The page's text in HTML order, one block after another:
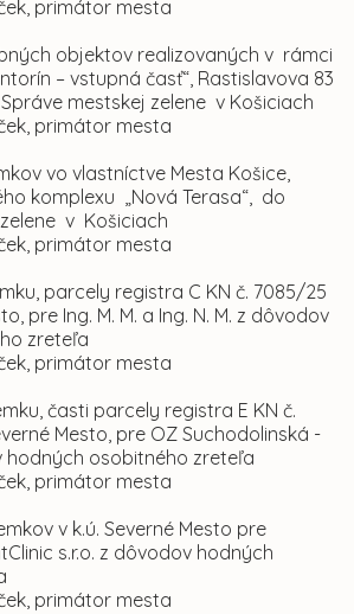
primátor mesta
objektov realizovaných v rámci
– vstupná časť“, Rastislavova 83
mestskej zelene v Košiciach
primátor mesta
vo vlastníctve Mesta Košice,
komplexu „Nová Terasa“, do
v Košiciach
primátor mesta
parcely registra C KN č. 7085/25
pre Ing. M. M. a Ing. N. M. z dôvodov
zreteľa
primátor mesta
časti parcely registra E KN č.
Mesto, pre OZ Suchodolinská -
hodných osobitného zreteľa
primátor mesta
v k.ú. Severné Mesto pre
s.r.o. z dôvodov hodných
primátor mesta